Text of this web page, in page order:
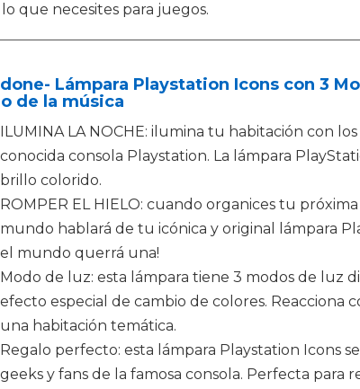
que necesites para juegos.
Lámpara Playstation Icons con 3
de la música
ILUMINA LA NOCHE: ilumina tu habitación con
conocida consola Playstation. La lámpara
brillo colorido.
ROMPER EL HIELO: cuando organices tu
mundo hablará de tu icónica y original lámpara
el mundo querrá una!
Modo de luz: esta lámpara tiene 3 modos de luz
efecto especial de cambio de colores. Reacciona
una habitación temática.
Regalo perfecto: esta lámpara Playstation Icons
geeks y fans de la famosa consola. Perfecta para